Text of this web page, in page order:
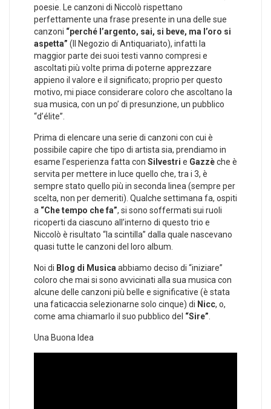
poesie. Le canzoni di Niccolò rispettano
perfettamente una frase presente in una delle sue
canzoni “perché l’argento, sai, si beve, ma l’oro si
aspetta” (Il Negozio di Antiquariato), infatti la
maggior parte dei suoi testi vanno compresi e
ascoltati più volte prima di poterne apprezzare
appieno il valore e il significato; proprio per questo
motivo, mi piace considerare coloro che ascoltano la
sua musica, con un po’ di presunzione, un pubblico
“d’élite”.
Prima di elencare una serie di canzoni con cui è
possibile capire che tipo di artista sia, prendiamo in
esame l’esperienza fatta con Silvestri e Gazzèche è
servita per mettere in luce quello che, tra i 3, è
sempre stato quello più in seconda linea (sempre per
scelta, non per demeriti). Qualche settimana fa, ospiti
a “Che tempo che fa”, si sono soffermati sui ruoli
ricoperti da ciascuno all’interno di questo trio e
Niccolò è risultato “la scintilla” dalla quale nascevano
quasi tutte le canzoni del loro album.
Noi di Blog di Musicaabbiamo deciso di “iniziare”
coloro che mai si sono avvicinati alla sua musica con
alcune delle canzoni più belle e significative (è stata
una faticaccia selezionarne solo cinque) di Nicc, o,
come ama chiamarlo il suo pubblico del “Sire”.
Una Buona Idea